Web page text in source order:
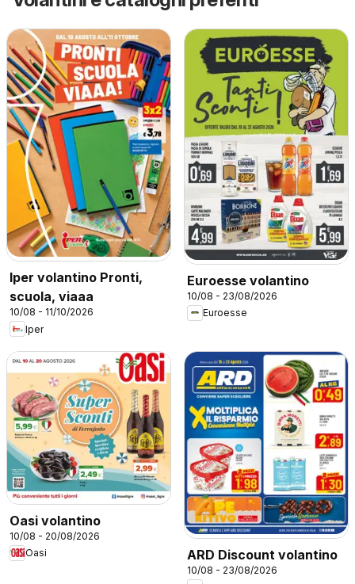
Iper volantino Pronti,
scuola, viaaa
10/08 - 11/10/2026
Iper
Euroesse volantino
10/08 - 23/08/2026
Euroesse
Oasi volantino
10/08 - 20/08/2026
Oasi
ARD Discount volantino
10/08 - 23/08/2026